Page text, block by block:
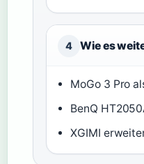
4 Wie es
MoGo 3 Pro
BenQ
XGIMI